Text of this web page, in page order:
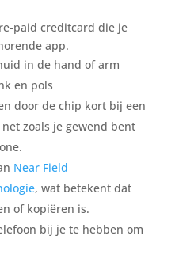
paid creditcard die je
app.
in de hand of arm
en pols
door de chip kort bij een
zoals je gewend bent
Near Field
, wat betekent dat
of kopiëren is.
bij je te hebben om